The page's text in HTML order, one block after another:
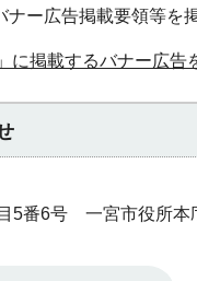
ー広告掲載要領等を
掲載するバナー広告
5番6号 一宮市役所本